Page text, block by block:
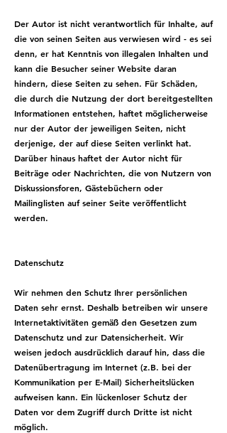
Der Autor ist nicht verantwortlich für Inhalte, auf
die von seinen Seiten aus verwiesen wird - es sei
denn, er hat Kenntnis von illegalen Inhalten und
kann die Besucher seiner Website daran
hindern, diese Seiten zu sehen. Für Schäden,
die durch die Nutzung der dort bereitgestellten
Informationen entstehen, haftet möglicherweise
nur der Autor der jeweiligen Seiten, nicht
derjenige, der auf diese Seiten verlinkt hat.
Darüber hinaus haftet der Autor nicht für
Beiträge oder Nachrichten, die von Nutzern von
Diskussionsforen, Gästebüchern oder
Mailinglisten auf seiner Seite veröffentlicht
werden.
Datenschutz
Wir nehmen den Schutz Ihrer persönlichen
Daten sehr ernst. Deshalb betreiben wir unsere
Internetaktivitäten gemäß den Gesetzen zum
Datenschutz und zur Datensicherheit. Wir
weisen jedoch ausdrücklich darauf hin, dass die
Datenübertragung im Internet (z.B. bei der
Kommunikation per E-Mail) Sicherheitslücken
aufweisen kann. Ein lückenloser Schutz der
Daten vor dem Zugriff durch Dritte ist nicht
möglich.